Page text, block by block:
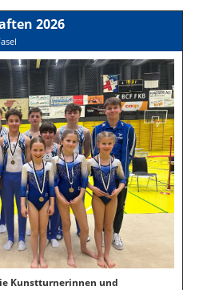
2026
Kunstturnerinnen und